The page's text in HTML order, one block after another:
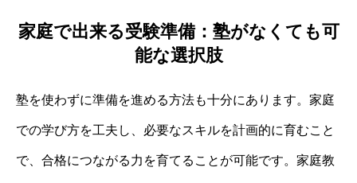
家庭で出来る受験準備：塾がなくても可
能な選択肢
塾を使わずに準備を進める方法も十分にあります。家庭
での学び方を工夫し、必要なスキルを計画的に育むこと
で、合格につながる力を育てることが可能です。家庭教